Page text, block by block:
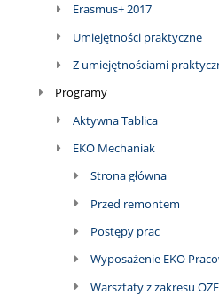
Erasmus+ 2017
Umiejętności praktyczne
Z umiejętnościami
Programy
Aktywna Tablica
EKO Mechaniak
Strona główna
Przed remontem
Postępy prac
Wyposażenie EKO
Warsztaty z zakresu OZE